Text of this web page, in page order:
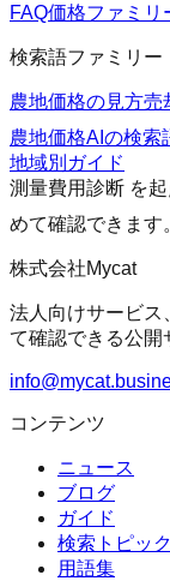
FAQ価格ファミリ
検索語ファミリー
農地価格の見方売
農地価格AI の検索
地域別ガイド
測量費用診断 を起
めて確認できます
株式会社Mycat
法人向けサービス
て確認できる公開
コンテンツ
ニュース
ブログ
ガイド
検索トピック
用語集